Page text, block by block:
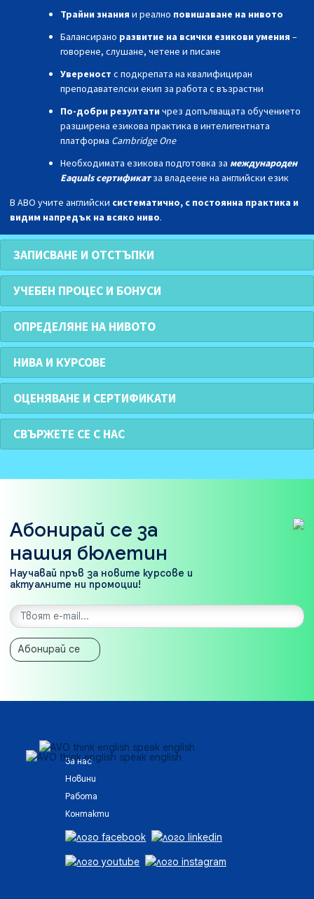
Трайни знания и реално повишаване на нивото
Балансирано развитие на всички езикови умения –
говорене, слушане, четене и писане
Увереност с подкрепата на квалифициран
преподавателски екип за работа с възрастни
По-добри резултати чрез допълващата обучението
разширена езикова практика в интелигентната
платформа Cambridge One
Необходимата езикова подготовка за международен
Eaqualsсертификатза владеене на английски език
В АВО учите английски систематично, с постоянна практика и
видим напредък на всяко ниво.
ЗАПИСВАНЕ И ОТСТЪПКИ
УЧЕБЕН ПРОЦЕС И БОНУСИ
ОПРЕДЕЛЯНЕ НА НИВОТО
НИВА И КУРСОВЕ
ОЦЕНЯВАНЕ И СЕРТИФИКАТИ
СВЪРЖЕТЕ СЕ С НАС
Абонирай се за
нашия бюлетин
Научавай пръв за новите курсове и
актуалните ни промоции!
Абонирай се
За нас
Новини
Работа
Контакти